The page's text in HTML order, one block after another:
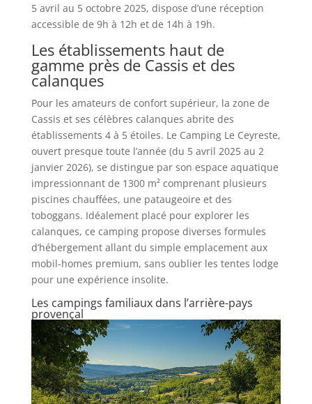
5 avril au 5 octobre 2025, dispose d’une réception
accessible de 9h à 12h et de 14h à 19h.
Les établissements haut de
gamme près de Cassis et des
calanques
Pour les amateurs de confort supérieur, la zone de
Cassis et ses célèbres calanques abrite des
établissements 4 à 5 étoiles. Le Camping Le Ceyreste,
ouvert presque toute l’année (du 5 avril 2025 au 2
janvier 2026), se distingue par son espace aquatique
impressionnant de 1300 m² comprenant plusieurs
piscines chauffées, une pataugeoire et des
toboggans. Idéalement placé pour explorer les
calanques, ce camping propose diverses formules
d’hébergement allant du simple emplacement aux
mobil-homes premium, sans oublier les tentes lodge
pour une expérience insolite.
Les campings familiaux dans l’arrière-pays
provençal